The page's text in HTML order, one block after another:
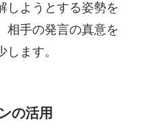
しようとする姿勢を
相手の発言の真意を
ます。
の活用